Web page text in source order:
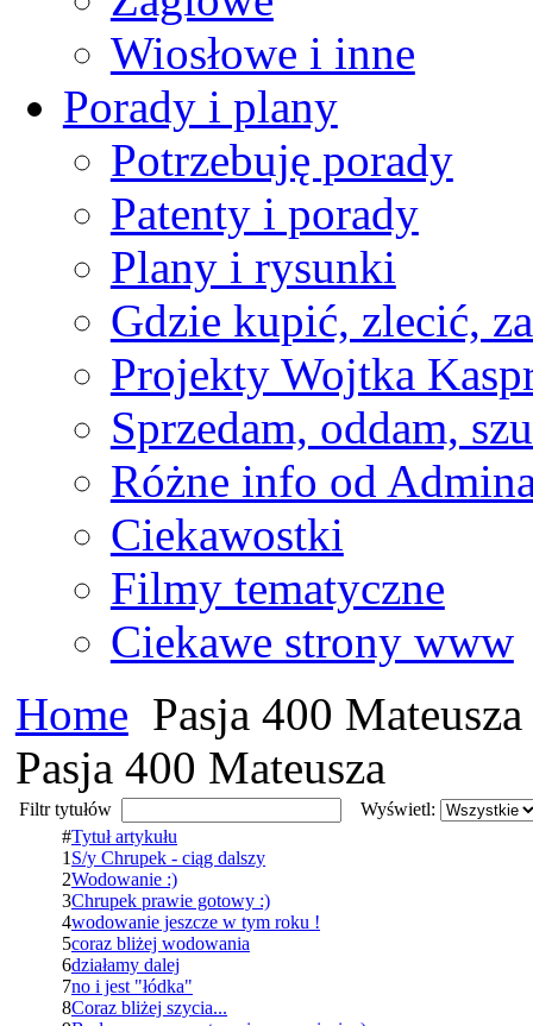
Wiosłowe i inne
Porady i plany
Potrzebuję porady
Patenty i porady
Plany i rysunki
Gdzie kupić, zlecić,
Projekty Wojtka
Sprzedam, oddam,
Różne info od
Ciekawostki
Filmy tematyczne
Ciekawe strony www
Home Pasja 400 Mateusza
Pasja 400 Mateusza
Filtr tytułów
Wyświetl:
#Tytuł artykułu
1 S/y Chrupek - ciąg dalszy
2Wodowanie :)
3Chrupek prawie gotowy :)
4wodowanie jeszcze w tym roku !
5coraz bliżej wodowania
6działamy dalej
7no i jest "łódka"
8Coraz bliżej szycia...